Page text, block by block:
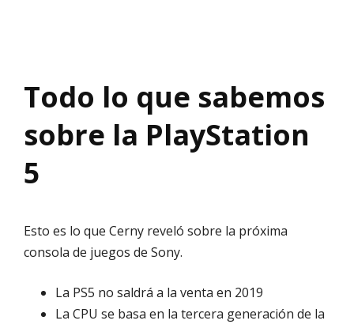
Todo lo que sabemos
sobre la PlayStation
5
Esto es lo que Cerny reveló sobre la próxima
consola de juegos de Sony.
La PS5 no saldrá a la venta en 2019
La CPU se basa en la tercera generación de la